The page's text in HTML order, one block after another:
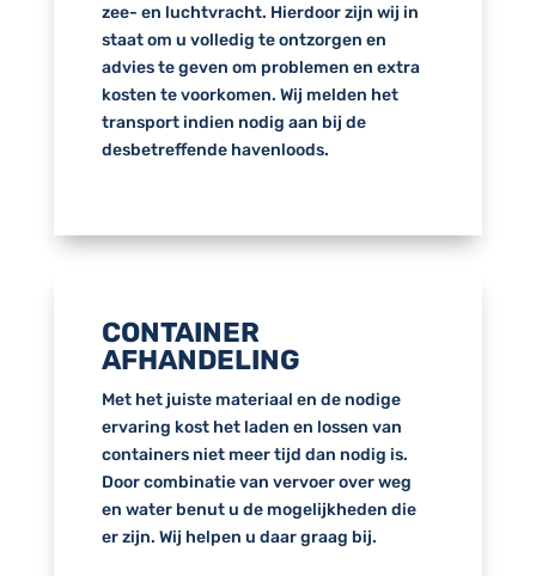
zee- en luchtvracht. Hierdoor zijn wij in
staat om u volledig te ontzorgen en
advies te geven om problemen en extra
kosten te voorkomen. Wij melden het
transport indien nodig aan bij de
desbetreffende havenloods.
CONTAINER
AFHANDELING
Met het juiste materiaal en de nodige
ervaring kost het laden en lossen van
containers niet meer tijd dan nodig is.
Door combinatie van vervoer over weg
en water benut u de mogelijkheden die
er zijn. Wij helpen u daar graag bij.